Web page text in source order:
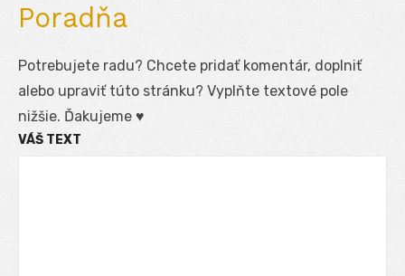
Poradňa
Potrebujete radu? Chcete pridať komentár, doplniť
alebo upraviť túto stránku? Vyplňte textové pole
nižšie. Ďakujeme ♥
VÁŠ TEXT